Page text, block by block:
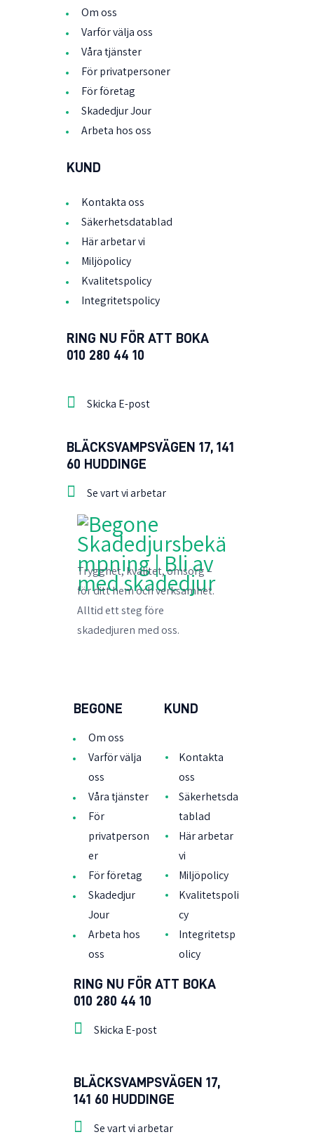
Om oss
Varför välja oss
Våra tjänster
För privatpersoner
För företag
Skadedjur Jour
Arbeta hos oss
KUND
Kontakta oss
Säkerhetsdatablad
Här arbetar vi
Miljöpolicy
Kvalitetspolicy
Integritetspolicy
RING NU FÖR ATT BOKA
010 280 44 10
Skicka E-post
BLÄCKSVAMPSVÄGEN 17, 141
60 HUDDINGE
Se vart vi arbetar
Trygghet, kvalitet, omsorg –
för ditt hem och verksamhet.
Alltid ett steg före
skadedjuren med oss.
BEGONE
Om oss
Varför välja
oss
Våra tjänster
För
privatperson
er
För företag
Skadedjur
Jour
Arbeta hos
oss
KUND
Kontakta
oss
Säkerhetsda
tablad
Här arbetar
vi
Miljöpolicy
Kvalitetspoli
cy
Integritetsp
olicy
RING NU FÖR ATT BOKA
010 280 44 10
Skicka E-post
BLÄCKSVAMPSVÄGEN 17,
141 60 HUDDINGE
Se vart vi arbetar